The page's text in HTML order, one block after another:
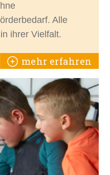
Alle
ihrer Vielfalt.
mehr erfahren